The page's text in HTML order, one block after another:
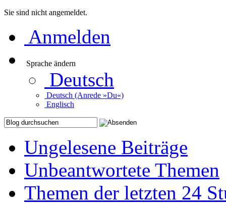
Sie sind nicht angemeldet.
Anmelden
Sprache ändern
Deutsch
Deutsch (Anrede »Du«)
Englisch
Ungelesene Beiträge
Unbeantwortete Themen
Themen der letzten 24